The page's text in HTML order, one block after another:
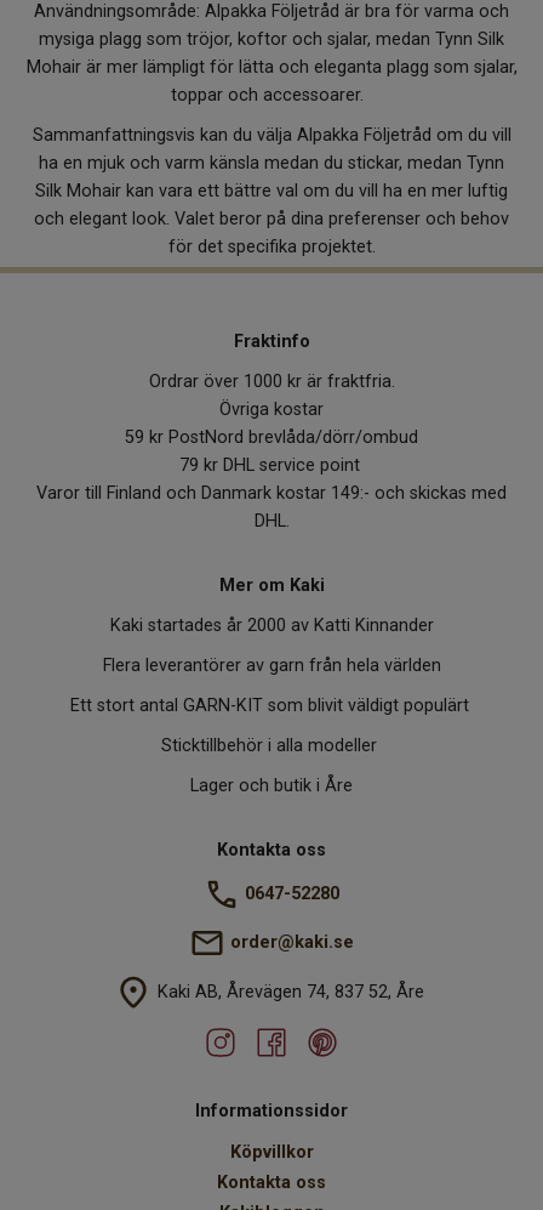
Användningsområde: Alpakka Följetråd är bra för varma och
mysiga plagg som tröjor, koftor och sjalar, medan Tynn Silk
Mohair är mer lämpligt för lätta och eleganta plagg som sjalar,
toppar och accessoarer.
Sammanfattningsvis kan du välja Alpakka Följetråd om du vill
ha en mjuk och varm känsla medan du stickar, medan Tynn
Silk Mohair kan vara ett bättre val om du vill ha en mer luftig
och elegant look. Valet beror på dina preferenser och behov
för det specifika projektet.
Fraktinfo
Ordrar över 1000 kr är fraktfria.
Övriga kostar
59 kr PostNord brevlåda/dörr/ombud
79 kr DHL service point
Varor till Finland och Danmark kostar 149:- och skickas med
DHL.
Mer om Kaki
Kaki startades år 2000 av Katti Kinnander
Flera leverantörer av garn från hela världen
Ett stort antal GARN-KIT som blivit väldigt populärt
Sticktillbehör i alla modeller
Lager och butik i Åre
Kontakta oss
0647-52280
order@kaki.se
Kaki AB, Årevägen 74, 837 52, Åre
Informationssidor
Köpvillkor
Kontakta oss